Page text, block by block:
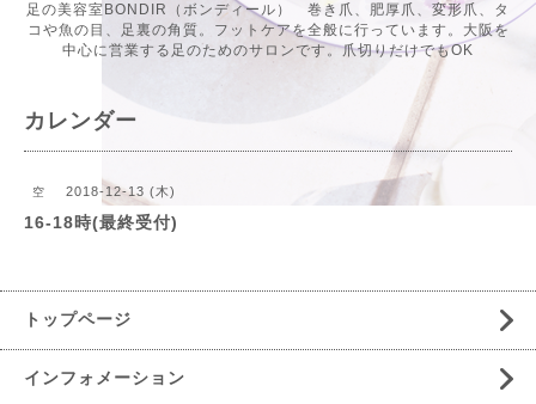
足の美容室BONDIR（ボンディール） 巻き爪、肥厚爪、変形爪、タ
コや魚の目、足裏の角質。フットケアを全般に行っています。大阪を
中心に営業する足のためのサロンです。爪切りだけでもOK
カレンダー
空 2018-12-13 (木)
16-18時(最終受付)
トップページ
インフォメーション